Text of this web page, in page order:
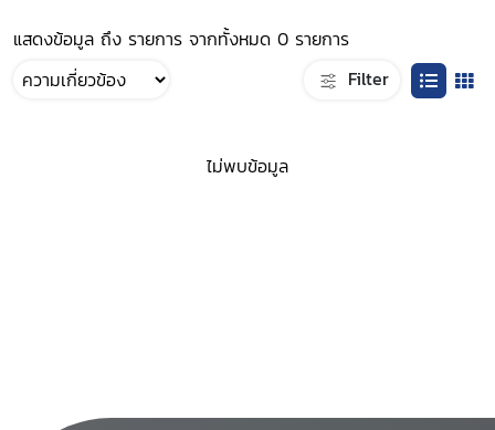
แสดงข้อมูล ถึง รายการ จากทั้งหมด 0 รายการ
Filter
ไม่พบข้อมูล